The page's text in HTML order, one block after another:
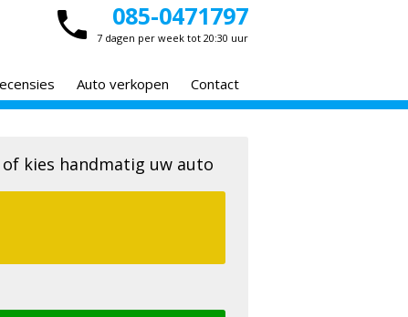
085-0471797
7 dagen per week tot 20:30 uur
Auto verkopen Contact
kies handmatig uw auto